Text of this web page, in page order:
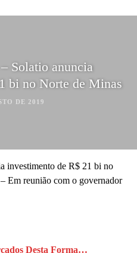
Solatio anuncia
bi no Norte de Minas
DE 2019
investimento de R$ 21 bi no
Em reunião com o governador
Desta Forma…